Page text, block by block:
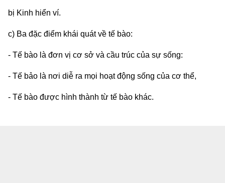
bị Kinh hiển ví.
c) Ba đặc điểm khái quát về tế bào:
- Tế bào là đơn vị cơ sở và cầu trúc của sự sống:
- Tế bảo là nơi diễ ra mọi hoạt động sống của cơ thể,
- Tế bào được hình thành từ tế bào khác.